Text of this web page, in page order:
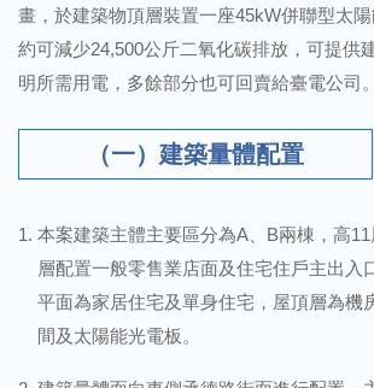
畫，於建築物頂層裝置一座45kW併聯型太
約可減少24,500公斤二氧化碳排放，可提供
明所需用電，多餘部分也可回賣給臺電公司。
（一）建築量體配置
本案建築主體主要區分為A、B兩棟，高
層配置一般零售業店面及住宅住戶主出入
平面為家居住宅及單身住宅，屋頂層為機
間及太陽能光電板。